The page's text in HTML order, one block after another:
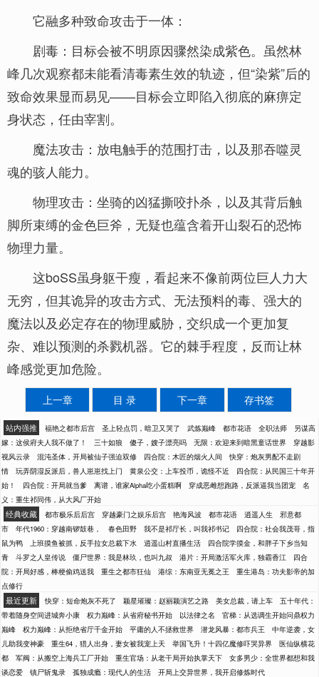
它融多种致命攻击于一体：
剧毒：目标会被不明原因骤然染成紫色。虽然林
峰几次观察都未能看清毒素生效的轨迹，但“染紫”后的
致命效果显而易见——目标会立即陷入彻底的麻痹定
身状态，任由宰割。
魔法攻击：放电触手的范围打击，以及那吞噬灵
魂的骇人能力。
物理攻击：坐骑的凶猛撕咬扑杀，以及其背后触
脚所束缚的金色巨斧，无疑也蕴含着开山裂石的恐怖
物理力量。
这boSS虽身躯干瘦，看起来不像前两位巨人力大
无穷，但其诡异的攻击方式、无法预料的毒、强大的
魔法以及必定存在的物理威胁，交织成一个更加复
杂、难以预测的杀戮机器。它的棘手程度，反而让林
峰感觉更加危险。
上一章 目 录 下一章 存书签
站内强推 福艳之都市后宫 圣上轻点罚，暗卫又哭了 武炼巅峰 都市花语 全职法师
另谋高
嫁：这侯府夫人我不做了！
三十如狼 傻子，嫂子漂亮吗 无限：欢迎来到暗黑童话世界
穿越影
视风云录
混沌圣体，开局被仙子强迫双修 四合院：木匠的烟火人间
快穿：炮灰男配不走剧
情
玩弄阴湿反派后，兽人崽崽找上门 黄泉公交：上车投币，诡怪不近
四合院：从民国三十年开
始！
四合院：开局就当爹 离谱，谁家Alpha吃小蛋糕啊 穿成恶雌想跑路，反派逼我当团宠
名
义：重生祁同伟，从大风厂开始
经典收藏 都市极乐后后宫 穿越豪门之娱乐后宫 艳海风波 都市花语 逍遥人生
邪意都
市
年代1960：穿越南锣鼓巷， 春色田野 我不是祁厅长，叫我祁书记
四合院：社会我茂哥，指
鼠为鸭
上班摸鱼被抓，反手拉女总裁下水 逍遥山村直播生活
四合院学摸金，和胖子下乡当知
青
斗罗之人皇传说 僵尸世界：我是林玖，也叫九叔 港片：开局激活军火库，独霸香江
四合
院：开局好感，棒梗偷鸡送我
重生之都市狂仙 港综：东南亚无冕之王
重生港岛：功夫影帝的加
点修行
最近更新 快穿：短命炮灰不死了 颖星璀璨：赵丽颖演艺之路 美女总裁，请上车
五十年代：
带着随身空间进城奔小康
权力巅峰：从省府秘书开始 以法律之名
官梯：从选调生开始问鼎权力
巅峰
权力巅峰：从拒绝省厅千金开始 平庸的人不拯救世界 潜龙风暴：都市兵王
中年逆袭，女
儿助我变神豪
重生64，猎人出身，妻女被我宠上天 举国飞升！十四亿魔修吓哭异界
医仙纵横花
都
军阀：从搬空上海兵工厂开始 重生官场：从老干局开始执掌天下
女多男少：全世界都想和我
谈恋爱
镇尸斩鬼录 孤独成瘾：现代人的生活 开局上交异世界，我开启修炼时代